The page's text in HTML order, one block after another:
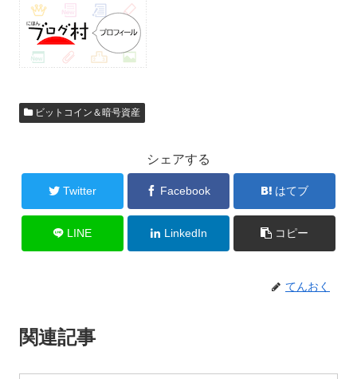
ビットコイン＆暗号資産
シェアする
Twitter Facebook はてブ
LINE LinkedIn コピー
てんおく
関連記事